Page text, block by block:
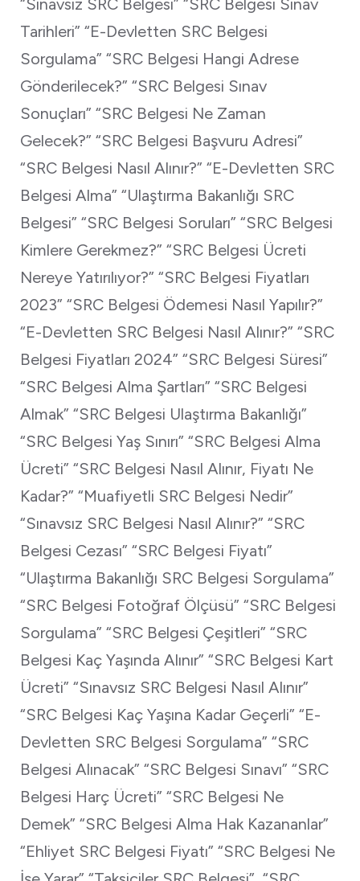
“Sınavsız SRC Belgesi” “SRC Belgesi Sınav
Tarihleri” “E-Devletten SRC Belgesi
Sorgulama” “SRC Belgesi Hangi Adrese
Gönderilecek?” “SRC Belgesi Sınav
Sonuçları” “SRC Belgesi Ne Zaman
Gelecek?” “SRC Belgesi Başvuru Adresi”
“SRC Belgesi Nasıl Alınır?” “E-Devletten SRC
Belgesi Alma” “Ulaştırma Bakanlığı SRC
Belgesi” “SRC Belgesi Soruları” “SRC Belgesi
Kimlere Gerekmez?” “SRC Belgesi Ücreti
Nereye Yatırılıyor?” “SRC Belgesi Fiyatları
2023” “SRC Belgesi Ödemesi Nasıl Yapılır?”
“E-Devletten SRC Belgesi Nasıl Alınır?” “SRC
Belgesi Fiyatları 2024” “SRC Belgesi Süresi”
“SRC Belgesi Alma Şartları” “SRC Belgesi
Almak” “SRC Belgesi Ulaştırma Bakanlığı”
“SRC Belgesi Yaş Sınırı” “SRC Belgesi Alma
Ücreti” “SRC Belgesi Nasıl Alınır, Fiyatı Ne
Kadar?” “Muafiyetli SRC Belgesi Nedir”
“Sınavsız SRC Belgesi Nasıl Alınır?” “SRC
Belgesi Cezası” “SRC Belgesi Fiyatı”
“Ulaştırma Bakanlığı SRC Belgesi Sorgulama”
“SRC Belgesi Fotoğraf Ölçüsü” “SRC Belgesi
Sorgulama” “SRC Belgesi Çeşitleri” “SRC
Belgesi Kaç Yaşında Alınır” “SRC Belgesi Kart
Ücreti” “Sınavsız SRC Belgesi Nasıl Alınır”
“SRC Belgesi Kaç Yaşına Kadar Geçerli” “E-
Devletten SRC Belgesi Sorgulama” “SRC
Belgesi Alınacak” “SRC Belgesi Sınavı” “SRC
Belgesi Harç Ücreti” “SRC Belgesi Ne
Demek” “SRC Belgesi Alma Hak Kazananlar”
“Ehliyet SRC Belgesi Fiyatı” “SRC Belgesi Ne